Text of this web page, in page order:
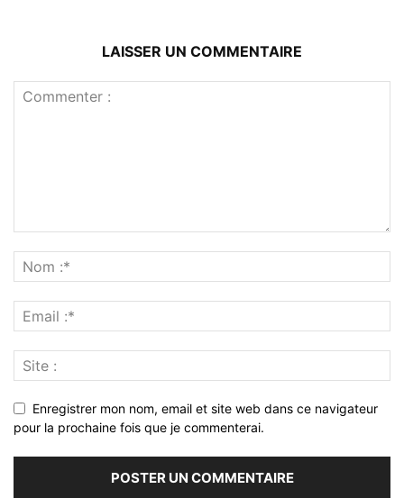
LAISSER UN COMMENTAIRE
Enregistrer mon nom, email et site web dans ce navigateur
pour la prochaine fois que je commenterai.